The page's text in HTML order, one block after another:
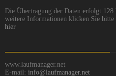
Die Übertragung der Daten erfolgt
weitere Informationen klicken Sie bitte
hier
www.laufmanager.net
E-mail: info@laufmanager.net